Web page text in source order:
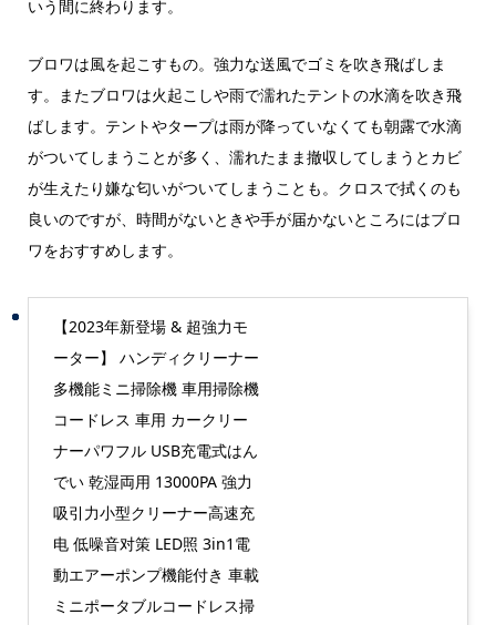
いう間に終わります。
ブロワは風を起こすもの。強力な送風でゴミを吹き飛ばしま
す。またブロワは火起こしや雨で濡れたテントの水滴を吹き飛
ばします。テントやタープは雨が降っていなくても朝露で水滴
がついてしまうことが多く、濡れたまま撤収してしまうとカビ
が生えたり嫌な匂いがついてしまうことも。クロスで拭くのも
良いのですが、時間がないときや手が届かないところにはブロ
ワをおすすめします。
【2023年新登場 & 超強力モ
ーター】 ハンディクリーナー
多機能ミニ掃除機 車用掃除機
コードレス 車用 カークリー
ナーパワフル USB充電式はん
でい 乾湿両用 13000PA 強力
吸引力小型クリーナー高速充
电 低噪音对策 LED照 3in1電
動エアーポンプ機能付き 車載
ミニポータブルコードレス掃